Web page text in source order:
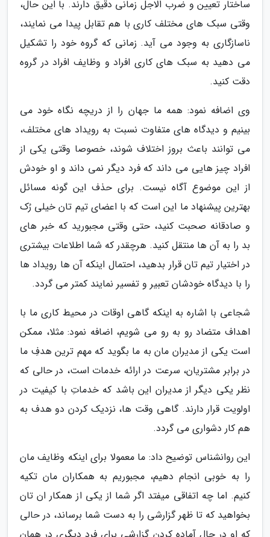
ساختار تعیین و ضرب الاجل زمانی دقیق دارند. با این حال،
وقتی سبک های مختلف کاری با هم تقابل پیدا می نمایند،
ناسازگاری به وجود می آید. زمانی که گروه خود را تشکیل
می دهید به سبک های کاری افراد و وظایف افراد در گروه
دقت کنید.
وی اضافه نمود: همه ما جهان را از دریچه نگاه خود می
بینیم و دیدگاه های متفاوت نسبت به رویداد های مختلف،
می توانند باعث بروز اختلاف شوند، خصوصا وقتی یکی از
افراد چیز هایی می داند که فرد دیگر نمی داند و او خودش
از این موضوع آگاه نیست. برای حذف این گونه مسائل
بهترین پیشنهاد ما این است که با اعضای تیم تان خیلی رُک
و صادقانه صحبت کنید، حتی وقتی مجبورید که خبر های
بد را به آن ها منتقل کنید. هرچقدر که شما اطلاعات بیشتری
در اختیار تیم تان قرار بدهید، احتمال اینکه آن ها رویداد ها
را با دیدگاه خودشان تعبیر و تفسیر نمایند کمتر می گردد.
شجاعی با اشاره به اینکه گاهی اوقات در محیط کاری ما با
اهداف متضاد رو به رو می شویم، اضافه نمود: مثلا، ممکن
است یکی از مدیران مان به ما بگوید که مهم ترین هدفِ ما
در برابر مشتریان، سرعت در ارائه خدمات است، در حالی که
نظر یکی دیگر از مدیران این باشد که خدماتِ با کیفیت در
اولویت قرار دارند. گاهی وقت ها، نزدیک کردن دو هدف به
هم کار دشواری می گردد.
این روانشناس توضیح داد: ما معمولا برای اینکه وظایف مان
را به خوبی انجام دهیم، مجبوریم به همکاران مان تکیه
کنیم. اما چه اتفاقی میفتد اگر شما از یکی از همکار ان تان
بخواهید که تا ظهر گزارشی را به دست شما برساند، در حالی